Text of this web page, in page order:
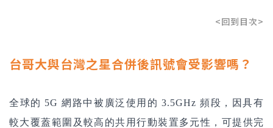
<回到目次>
台哥大與台灣之星合併後訊號會受影響嗎？
全球的 5G 網路中被廣泛使用的 3.5GHz 頻段，因具有
較大覆蓋範圍及較高的共用行動裝置多元性，可提供完